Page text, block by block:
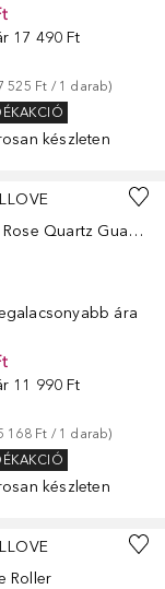
17 490 Ft
525 Ft / 1 darab)
készleten
Butterfly Rose Quartz Gua Sha
ára
11 990 Ft
168 Ft / 1 darab)
készleten
Roller